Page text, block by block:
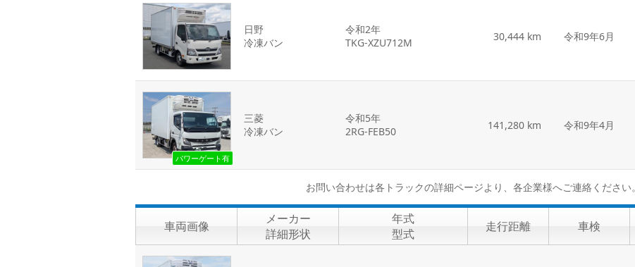
日野
冷凍バン
令和2年
TKG-XZU712M
30,444 km 令和9年6月
パワーゲート有
三菱
冷凍バン
令和5年
2RG-FEB50
141,280 km 令和9年4月
お問い合わせは各トラックの詳細ページより、各企業様へご連絡ください。
車両画像
メーカー
詳細形状
年式
型式
走行距離 車検